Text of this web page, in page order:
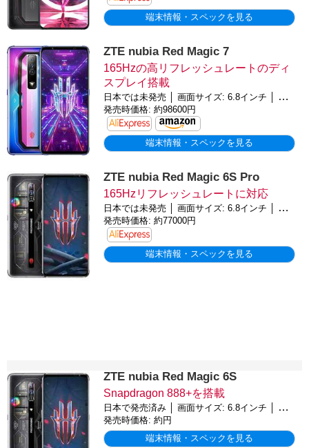
端末情報・スペックを見る
ZTE nubia Red Magic 7
165Hzの高リフレッシュレートのディ
スプレイ搭載
日本では未発売 │ 画面サイズ: 6.8インチ │ バッテリー: 4500mAh │ OS: Android 5.0
発売時価格: 約98600円
端末情報・スペックを見る
ZTE nubia Red Magic 6S Pro
165Hzリフレッシュレートに対応
日本では未発売 │ 画面サイズ: 6.8インチ │ バッテリー: 5050mAh │ OS: Android 11, Redmagic 4.5
発売時価格: 約77000円
端末情報・スペックを見る
ZTE nubia Red Magic 6S
Snapdragon 888+を搭載
日本で発売済み │ 画面サイズ: 6.8インチ │ バッテリー: 5050mAh │ OS: Android 11, Redmagic 4.5
発売時価格: 約円
端末情報・スペックを見る